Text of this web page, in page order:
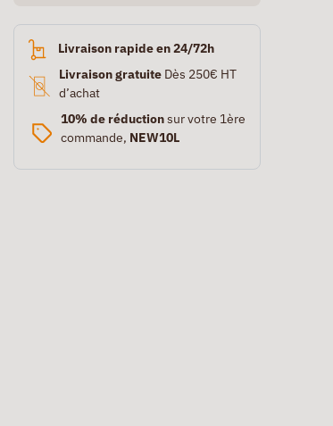
Livraison rapide en 24/72h
Livraison gratuiteDès 250€ HT
d’achat
10% de réductionsur votre 1ère
commande, NEW10L